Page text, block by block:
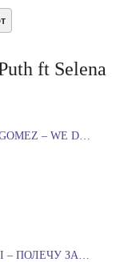
ft Selena
TALK ANYMORE
ЗА ТОБОЮ